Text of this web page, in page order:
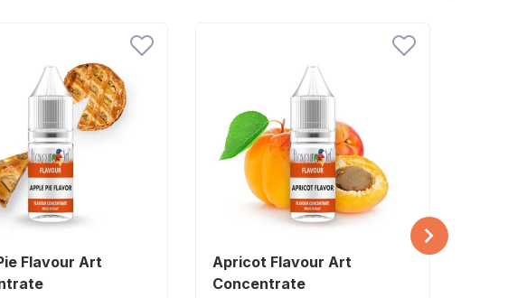
Flavour Art
Apricot Flavour Art
Concentrate